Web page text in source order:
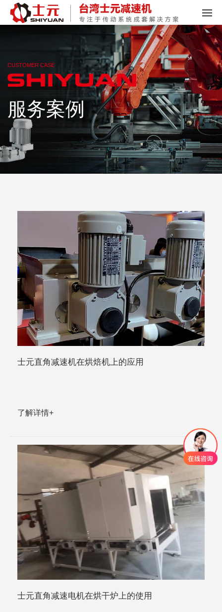
CUSTOMER CASE
服务案例
士元直角减速机在烘焙机上的应用
了解详情+
士元直角减速电机在烘干炉上的使用